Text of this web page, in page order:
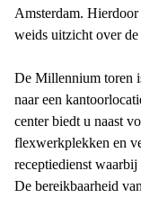
Amsterdam.
weids uitzicht over de
De Millennium toren
naar een
center biedt u naast
flexwerkplekken en
receptiedienst
De bereikbaarheid